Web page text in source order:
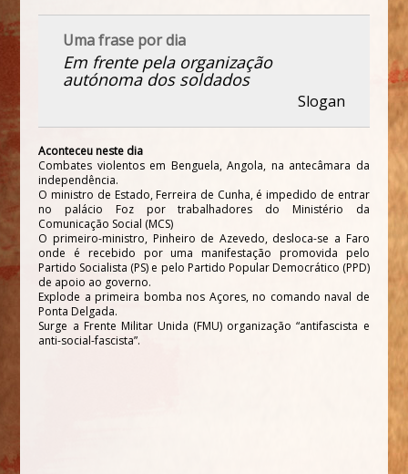
Uma frase por dia
Em frente pela organização
autónoma dos soldados
Slogan
Aconteceu neste dia
Combates violentos em Benguela, Angola, na antecâmara da
independência.
O ministro de Estado, Ferreira de Cunha, é impedido de entrar
no palácio Foz por trabalhadores do Ministério da
Comunicação Social (MCS)
O primeiro-ministro, Pinheiro de Azevedo, desloca-se a Faro
onde é recebido por uma manifestação promovida pelo
Partido Socialista (PS) e pelo Partido Popular Democrático (PPD)
de apoio ao governo.
Explode a primeira bomba nos Açores, no comando naval de
Ponta Delgada.
Surge a Frente Militar Unida (FMU) organização “antifascista e
anti-social-fascista”.